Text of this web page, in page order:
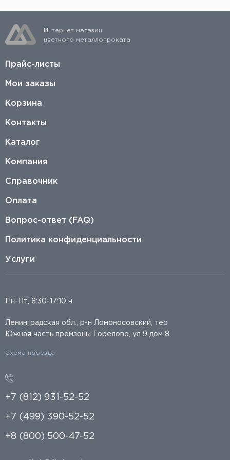
Интернет магазин
цветного металлопроката
Прайс-листы
Мои заказы
Корзина
Контакты
Каталог
Компания
Справочник
Оплата
Вопрос-ответ (FAQ)
Политика конфиденциальности
Услуги
Пн-Пт, 8:30-17:10 ч
Ленинградская обл., р-н Ломоносовский, тер
Южная часть промзоны Горелово, ул 9 дом 8
Схема проезда
+7 (812) 931-52-52
+7 (499) 390-52-52
+8 (800) 500-47-52